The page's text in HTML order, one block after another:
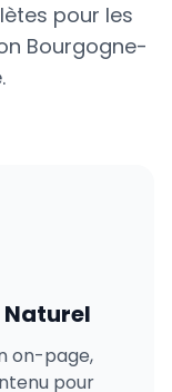
pour les
Bourgogne-
.
Naturel
on-page,
pour